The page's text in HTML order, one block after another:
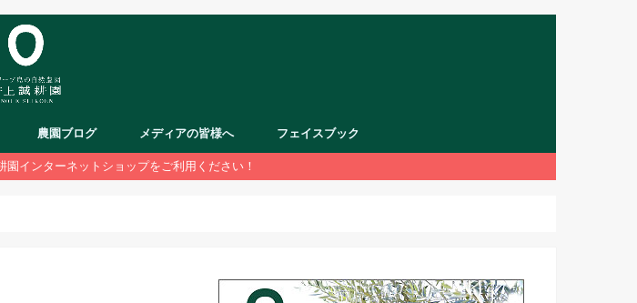
農園ブログ メディアの皆様へ フェイスブック
インターネットショップをご利用ください！